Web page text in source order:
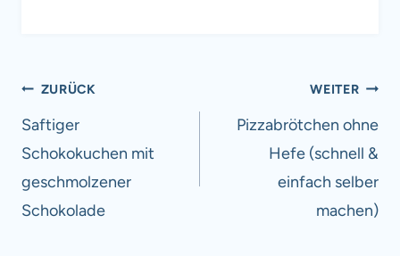
Beitragsnavigation
ZURÜCK
Saftiger
Schokokuchen mit
geschmolzener
Schokolade
WEITER
Pizzabrötchen ohne
Hefe (schnell &
einfach selber
machen)